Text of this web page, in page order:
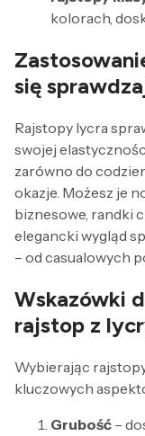
kolorach,
się
Rajstopy lycra
swojej
zarówno do
okazje. Możesz je
biznesowe, randki
elegancki wygląd
– od casualowych
Wskazówki
rajstop z
Wybierając
kluczowych
Grubość –